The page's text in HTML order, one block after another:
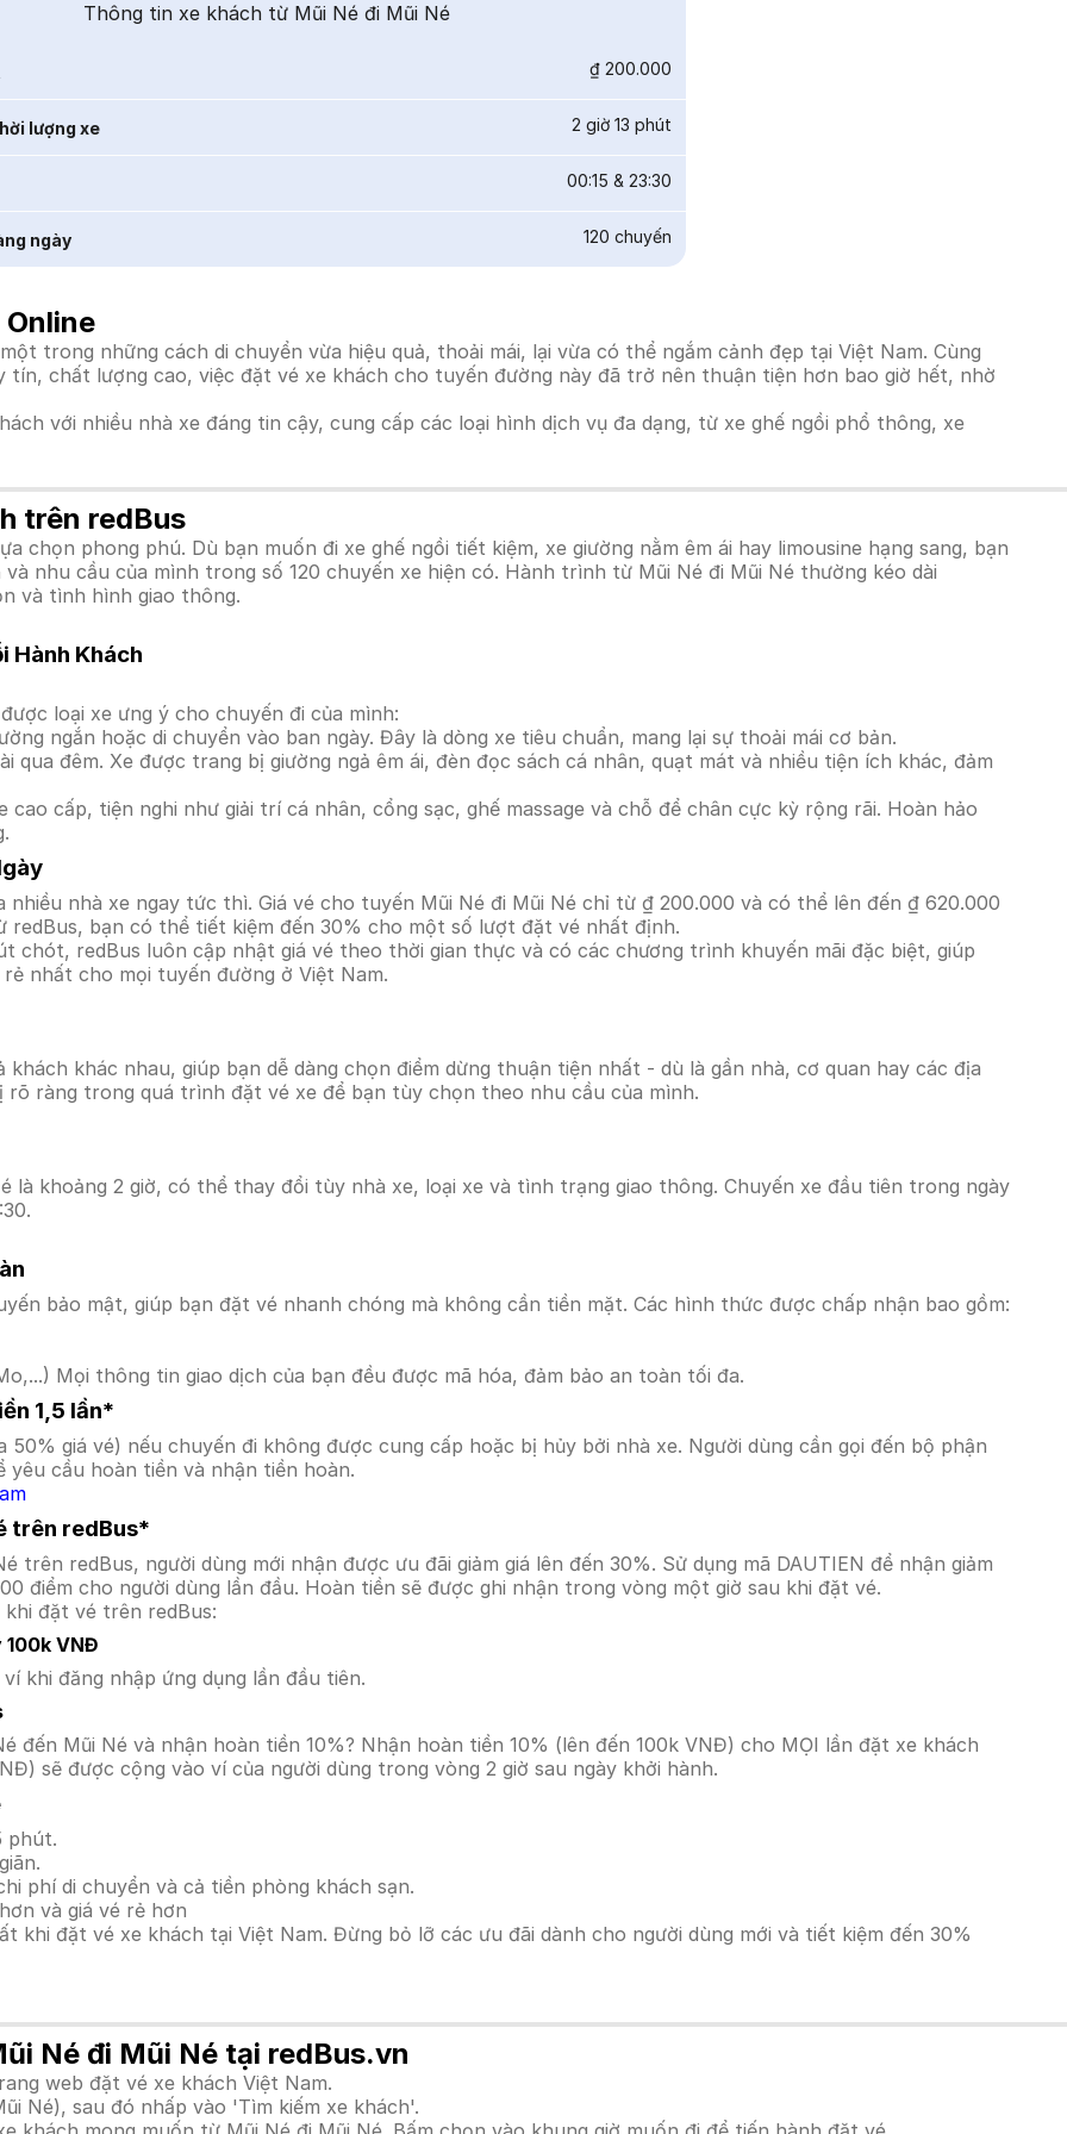
Thông tin xe khách từ Mũi Né đi Mũi Né
₫ 200.000
lượng xe 2 giờ 13 phút
00:15 & 23:30
ngày 120 chuyến
trong những cách di chuyển vừa hiệu quả, thoải mái, lại vừa có thể ngắm cảnh đẹp tại Việt Nam. Cùng
tín, chất lượng cao, việc đặt vé xe khách cho tuyến đường này đã trở nên thuận tiện hơn bao giờ hết, nhờ
với nhiều nhà xe đáng tin cậy, cung cấp các loại hình dịch vụ đa dạng, từ xe ghế ngồi phổ thông, xe
trên redBus
chọn phong phú. Dù bạn muốn đi xe ghế ngồi tiết kiệm, xe giường nằm êm ái hay limousine hạng sang, bạn
nhu cầu của mình trong số 120 chuyến xe hiện có. Hành trình từ Mũi Né đi Mũi Né thường kéo dài
và tình hình giao thông.
Hành Khách
loại xe ưng ý cho chuyến đi của mình:
ngắn hoặc di chuyển vào ban ngày. Đây là dòng xe tiêu chuẩn, mang lại sự thoải mái cơ bản.
qua đêm. Xe được trang bị giường ngả êm ái, đèn đọc sách cá nhân, quạt mát và nhiều tiện ích khác, đảm
cao cấp, tiện nghi như giải trí cá nhân, cổng sạc, ghế massage và chỗ để chân cực kỳ rộng rãi. Hoàn hảo
nhiều nhà xe ngay tức thì. Giá vé cho tuyến Mũi Né đi Mũi Né chỉ từ ₫ 200.000 và có thể lên đến ₫ 620.000
bạn có thể tiết kiệm đến 30% cho một số lượt đặt vé nhất định.
chót, redBus luôn cập nhật giá vé theo thời gian thực và có các chương trình khuyến mãi đặc biệt, giúp
nhất cho mọi tuyến đường ở Việt Nam.
khác nhau, giúp bạn dễ dàng chọn điểm dừng thuận tiện nhất - dù là gần nhà, cơ quan hay các địa
ràng trong quá trình đặt vé xe để bạn tùy chọn theo nhu cầu của mình.
là khoảng 2 giờ, có thể thay đổi tùy nhà xe, loại xe và tình trạng giao thông. Chuyến xe đầu tiên trong ngày
bảo mật, giúp bạn đặt vé nhanh chóng mà không cần tiền mặt. Các hình thức được chấp nhận bao gồm:
Mọi thông tin giao dịch của bạn đều được mã hóa, đảm bảo an toàn tối đa.
1,5 lần*
giá vé) nếu chuyến đi không được cung cấp hoặc bị hủy bởi nhà xe. Người dùng cần gọi đến bộ phận
yêu cầu hoàn tiền và nhận tiền hoàn.
trên redBus*
redBus, người dùng mới nhận được ưu đãi giảm giá lên đến 30%. Sử dụng mã DAUTIEN để nhận giảm
điểm cho người dùng lần đầu. Hoàn tiền sẽ được ghi nhận trong vòng một giờ sau khi đặt vé.
đặt vé trên redBus:
VNĐ
khi đăng nhập ứng dụng lần đầu tiên.
đến Mũi Né và nhận hoàn tiền 10%? Nhận hoàn tiền 10% (lên đến 100k VNĐ) cho MỌI lần đặt xe khách
sẽ được cộng vào ví của người dùng trong vòng 2 giờ sau ngày khởi hành.
phút.
phí di chuyển và cả tiền phòng khách sạn.
và giá vé rẻ hơn
khi đặt vé xe khách tại Việt Nam. Đừng bỏ lỡ các ưu đãi dành cho người dùng mới và tiết kiệm đến 30%
Né đi Mũi Né tại redBus.vn
web đặt vé xe khách Việt Nam.
Né), sau đó nhấp vào 'Tìm kiếm xe khách'.